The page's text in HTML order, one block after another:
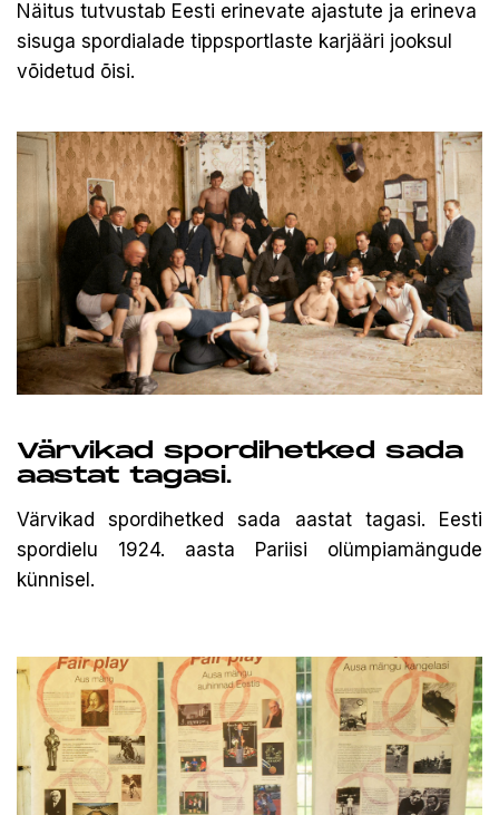
Näitus tutvustab Eesti erinevate ajastute ja erineva
sisuga spordialade tippsportlaste karjääri jooksul
võidetud õisi.
Värvikad spordihetked sada
aastat tagasi.
Värvikad spordihetked sada aastat tagasi. Eesti
spordielu 1924. aasta Pariisi olümpiamängude
künnisel.